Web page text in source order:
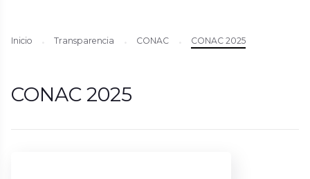
Inicio Transparencia CONAC CONAC 2025
CONAC 2025